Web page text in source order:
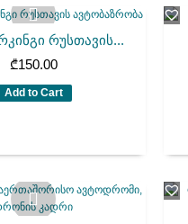
რუსთავის...
₾150.00
Add to Cart